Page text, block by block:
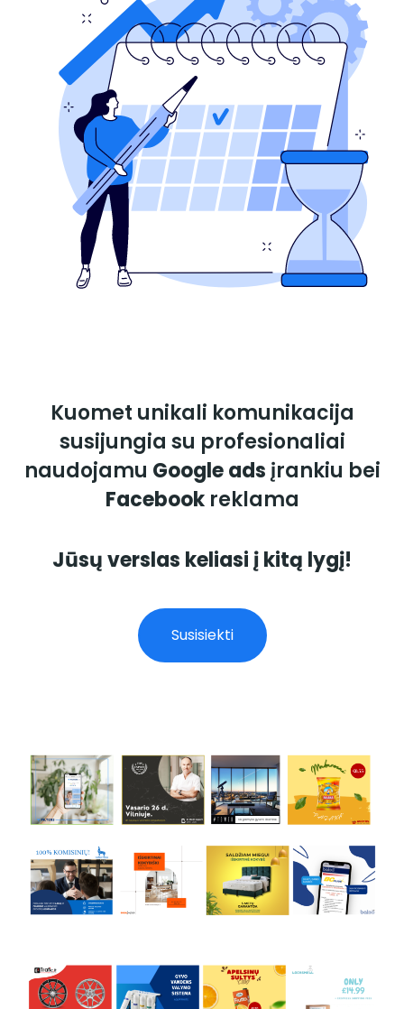
Kuomet unikali komunikacija
susijungia su profesionaliai
naudojamu Google adsįrankiu bei
Facebook reklama
Jūsų verslas keliasi į kitą lygį!
Susisiekti